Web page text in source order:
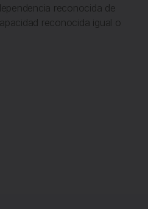
reconocida de
reconocida igual o